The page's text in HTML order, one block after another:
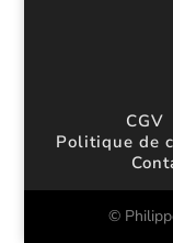
CGV
Politique de
©